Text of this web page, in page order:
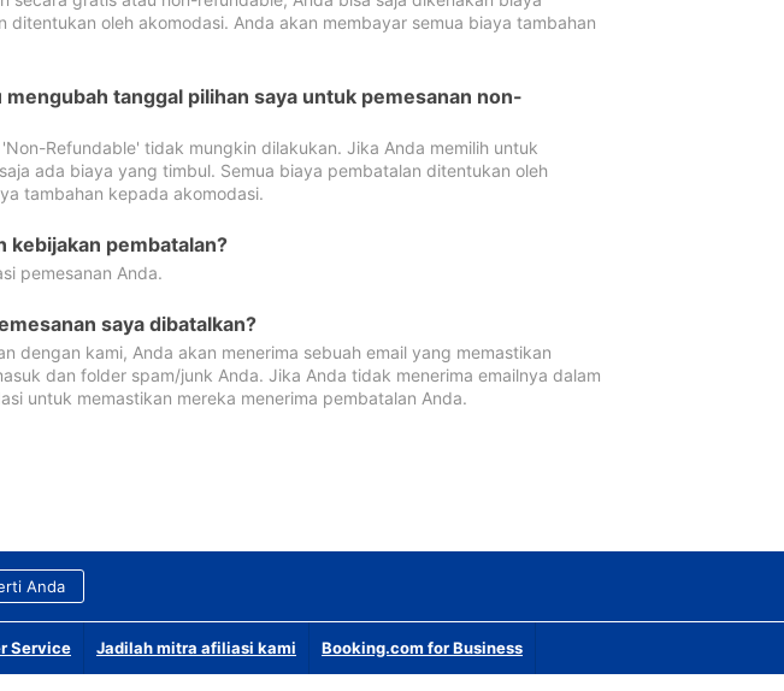
ditentukan oleh akomodasi. Anda akan membayar semua biaya tambahan
mengubah tanggal pilihan saya untuk pemesanan non-
Refundable' tidak mungkin dilakukan. Jika Anda memilih untuk
ada biaya yang timbul. Semua biaya pembatalan ditentukan oleh
tambahan kepada akomodasi.
kebijakan pembatalan?
pemesanan Anda.
saya dibatalkan?
dengan kami, Anda akan menerima sebuah email yang memastikan
dan folder spam/junk Anda. Jika Anda tidak menerima emailnya dalam
untuk memastikan mereka menerima pembatalan Anda.
Anda
Service Jadilah mitra afiliasi kami Booking.com for Business